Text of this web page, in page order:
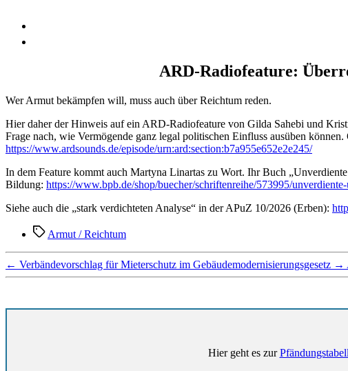
ARD-Radiofeature:
Wer Armut bekämpfen will, muss auch über Reichtum reden.
Hier daher der Hinweis auf ein ARD-Radiofeature von Gilda Sahebi und
Frage nach, wie Vermögende ganz legal politischen Einfluss ausüben
https://www.ardsounds.de/episode/urn:ard:section:b7a955e652e2e245/
In dem Feature kommt auch Martyna Linartas zu Wort. Ihr Buch
Bildung: https://www.bpb.de/shop/buecher/schriftenreihe/573995/
Siehe auch die „stark verdichteten Analyse“ in der APuZ 10/2026 (Erben):
Schlagwörter
Armut / Reichtum
← Verbändevorschlag für Mieterschutz im Gebäudemodernisierungsgesetz →
Hier geht es zur